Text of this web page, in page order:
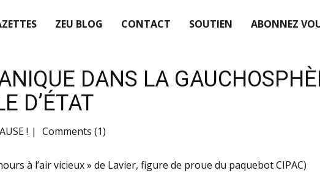
ZEU BLOG CONTACT SOUTIEN ABONNEZ
DANS LA
D’ÉTAT
! Comments (1)
à l’air vicieux » de Lavier, figure de proue du paquebot CIPAC)